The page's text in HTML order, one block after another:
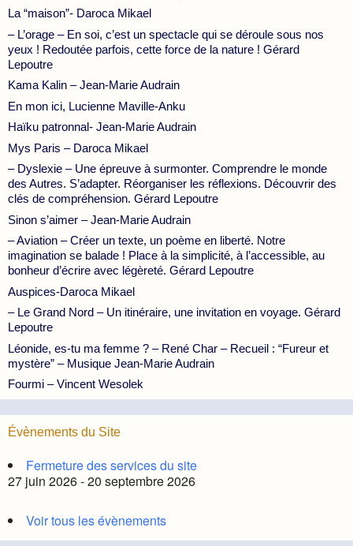
La “maison”- Daroca Mikael
– L’orage – En soi, c’est un spectacle qui se déroule sous nos
yeux ! Redoutée parfois, cette force de la nature ! Gérard
Lepoutre
Kama Kalin – Jean-Marie Audrain
En mon ici, Lucienne Maville-Anku
Haïku patronnal- Jean-Marie Audrain
Mys Paris – Daroca Mikael
– Dyslexie – Une épreuve à surmonter. Comprendre le monde
des Autres. S’adapter. Réorganiser les réflexions. Découvrir des
clés de compréhension. Gérard Lepoutre
Sinon s’aimer – Jean-Marie Audrain
– Aviation – Créer un texte, un poème en liberté. Notre
imagination se balade ! Place à la simplicité, à l’accessible, au
bonheur d’écrire avec légèreté. Gérard Lepoutre
Auspices-Daroca Mikael
– Le Grand Nord – Un itinéraire, une invitation en voyage. Gérard
Lepoutre
Léonide, es-tu ma femme ? – René Char – Recueil : “Fureur et
mystère” – Musique Jean-Marie Audrain
Fourmi – Vincent Wesolek
Évènements du Site
Fermeture des services du site
27 juin 2026 - 20 septembre 2026
Voir tous les évènements